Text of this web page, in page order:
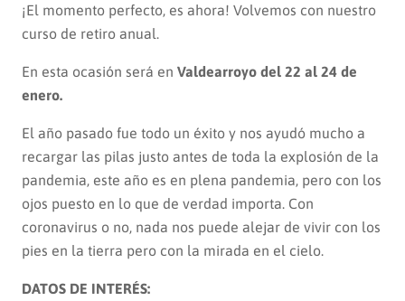
¡El momento perfecto, es ahora! Volvemos con nuestro
curso de retiro anual.
En esta ocasión será en Valdearroyo del 22 al 24 de
enero.
El año pasado fue todo un éxito y nos ayudó mucho a
recargar las pilas justo antes de toda la explosión de la
pandemia, este año es en plena pandemia, pero con los
ojos puesto en lo que de verdad importa. Con
coronavirus o no, nada nos puede alejar de vivir con los
pies en la tierra pero con la mirada en el cielo.
DATOS DE INTERÉS: